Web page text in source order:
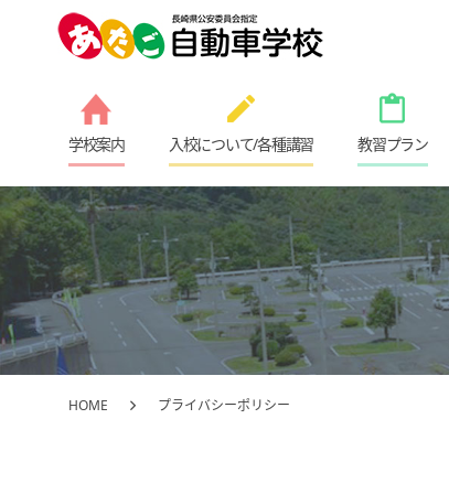
学校案内 入校について/各種講習 教習プラン
HOME プライバシーポリシー